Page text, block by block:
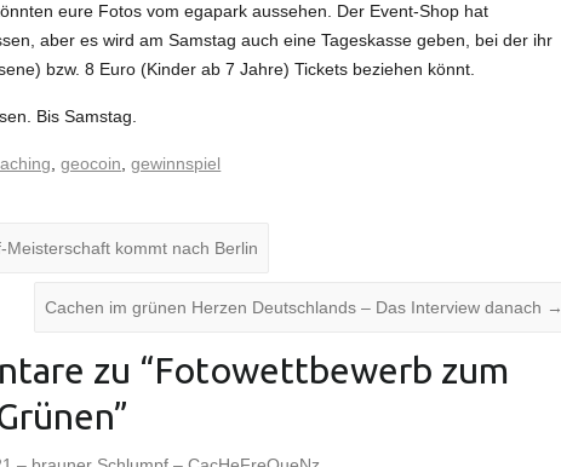
eure Fotos vom egapark aussehen. Der Event-Shop hat
aber es wird am Samstag auch eine Tageskasse geben, bei der ihr
bzw. 8 Euro (Kinder ab 7 Jahre) Tickets beziehen könnt.
Bis Samstag.
,geocoin,gewinnspiel
Meisterschaft kommt nach Berlin
Cachen im grünen Herzen Deutschlands – Das Interview danach →
zu “Fotowettbewerb zum
”